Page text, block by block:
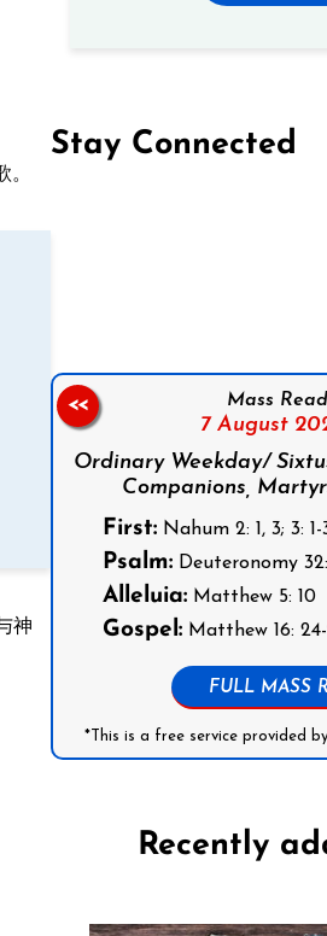
神
Stay Connected
Mass
7 August
Ordinary Weekday/
Companions,
First:Nahum 2: 1, 3; 3: 1-
Psalm:Deuteronomy 32:
Alleluia:Matthew 5: 10
Gospel:Matthew 16:
FULL MASS
*This is a free service provided
<<
Recently